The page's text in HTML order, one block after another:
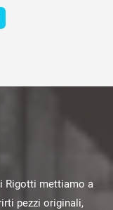
Rigotti mettiamo a
pezzi originali,